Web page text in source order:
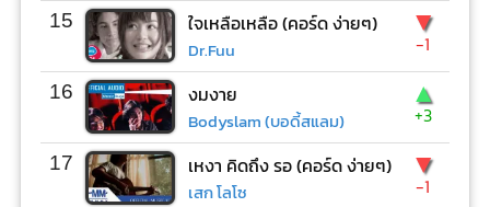
15 ใจเหลือเหลือ (คอร์ด ง่ายๆ)
Dr.Fuu
▼
-1
16 งมงาย
Bodyslam (บอดี้สแลม)
▲
+3
17 เหงา คิดถึง รอ (คอร์ด ง่ายๆ)
เสก โลโซ
▼
-1